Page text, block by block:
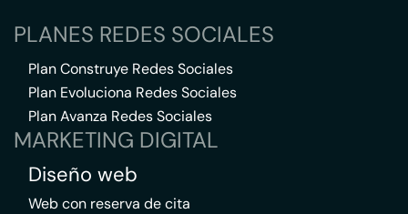
PLANES REDES SOCIALES
Plan Construye Redes Sociales
Plan Evoluciona Redes Sociales
Plan Avanza Redes Sociales
MARKETING DIGITAL
Diseño web
Web con reserva de cita